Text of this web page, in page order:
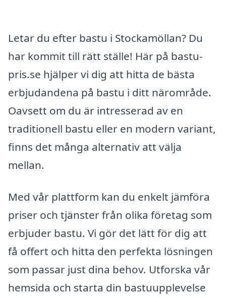
Letar du efter bastu i Stockamöllan? Du
har kommit till rätt ställe! Här på bastu-
pris.se hjälper vi dig att hitta de bästa
erbjudandena på bastu i ditt närområde.
Oavsett om du är intresserad av en
traditionell bastu eller en modern variant,
finns det många alternativ att välja
mellan.
Med vår plattform kan du enkelt jämföra
priser och tjänster från olika företag som
erbjuder bastu. Vi gör det lätt för dig att
få offert och hitta den perfekta lösningen
som passar just dina behov. Utforska vår
hemsida och starta din bastuupplevelse